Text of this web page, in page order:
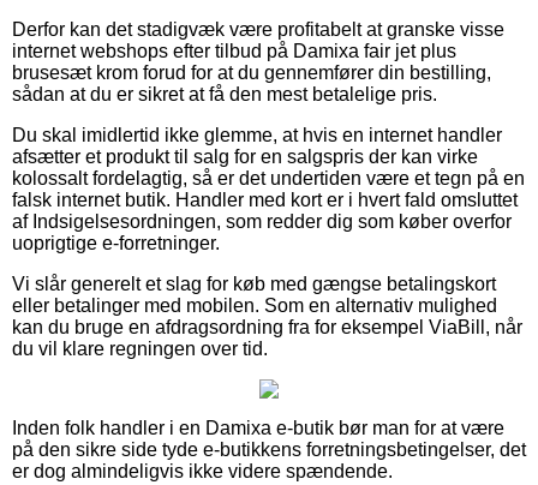
Derfor kan det stadigvæk være profitabelt at granske visse
internet webshops efter tilbud på Damixa fair jet plus
brusesæt krom forud for at du gennemfører din bestilling,
sådan at du er sikret at få den mest betalelige pris.
Du skal imidlertid ikke glemme, at hvis en internet handler
afsætter et produkt til salg for en salgspris der kan virke
kolossalt fordelagtig, så er det undertiden være et tegn på en
falsk internet butik. Handler med kort er i hvert fald omsluttet
af Indsigelsesordningen, som redder dig som køber overfor
uoprigtige e-forretninger.
Vi slår generelt et slag for køb med gængse betalingskort
eller betalinger med mobilen. Som en alternativ mulighed
kan du bruge en afdragsordning fra for eksempel ViaBill, når
du vil klare regningen over tid.
Inden folk handler i en Damixa e-butik bør man for at være
på den sikre side tyde e-butikkens forretningsbetingelser, det
er dog almindeligvis ikke videre spændende.